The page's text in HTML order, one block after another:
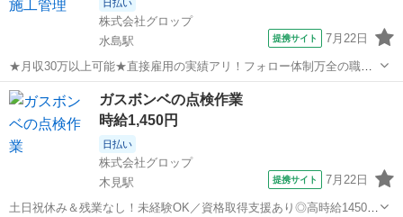
日払い
株式会社グロップ
水島駅
提携サイト 7月22日
★月収30万以上可能★直接雇用の実績アリ！フォロー体制万全の職場
で安心◎【日勤／土日祝休み】 ＼猛暑対策実施中／ 涼しい自宅からス
マホで『WEB登録』OK！ 当社では【WEB面談（カジュアル登録）】
を 導入しています。 ...
岡山 水島駅 その他
ガスボンベの点検作業
時給1,450円
日払い
株式会社グロップ
木見駅
提携サイト 7月22日
土日祝休み＆残業なし！未経験OK／資格取得支援あり◎高時給1450円